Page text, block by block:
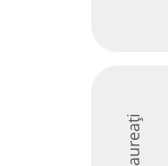
Laureați